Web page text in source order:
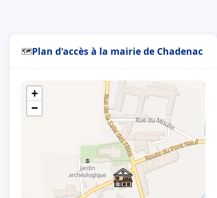
🗺Plan d'accès à la mairie de Chadenac
+
−